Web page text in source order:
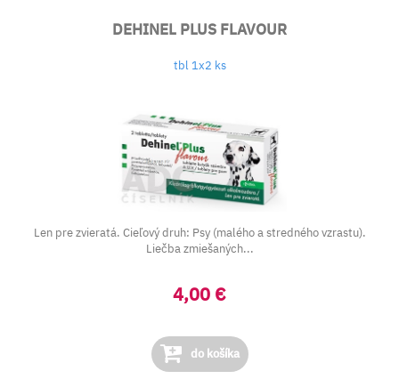
DEHINEL PLUS FLAVOUR
tbl 1x2 ks
Len pre zvieratá. Cieľový druh: Psy (malého a stredného vzrastu).
Liečba zmiešaných...
4,00 €
do košíka